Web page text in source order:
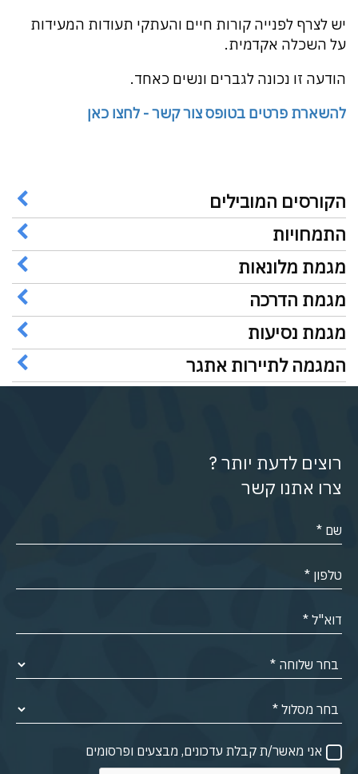
יש לצרף לפנייה קורות חיים והעתקי תעודות המעידות
על השכלה אקדמית.
הודעה זו נכונה לגברים ונשים כאחד.
להשארת פרטים בטופס צור קשר - לחצו כאן
הקורסים המובילים
התמחויות
מגמת מלונאות
מגמת הדרכה
מגמת נסיעות
המגמה לתיירות אתגר
רוצים לדעת יותר ?
צרו אתנו קשר
אני מאשר/ת קבלת עדכונים, מבצעים ופרסומים